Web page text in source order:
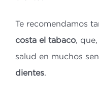
Te recomendamos
costa el tabaco,
salud en muchos
dientes.